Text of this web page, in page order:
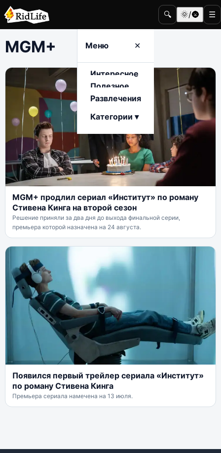
🔍 🌞/🌚 ☰
Меню ✕
Интересное
Полезное
Развлечения
Категории ▾
MGM+
MGM+ продлил сериал «Институт» по роману
Стивена Кинга на второй сезон
Решение приняли за два дня до выхода финальной серии,
премьера которой назначена на 24 августа.
Появился первый трейлер сериала «Институт»
по роману Стивена Кинга
Премьера сериала намечена на 13 июля.